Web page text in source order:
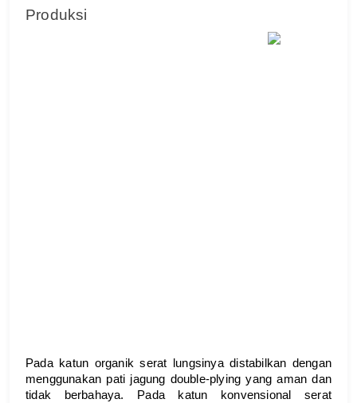
Produksi
Pada katun organik serat lungsinya distabilkan dengan
menggunakan pati jagung double-plying yang aman dan
tidak berbahaya. Pada katun konvensional serat